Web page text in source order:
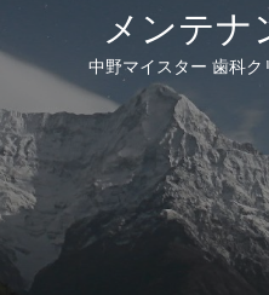
メンテナ
中野マイスター 歯科